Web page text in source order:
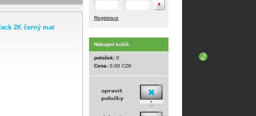
2K černý mat
Registrace
Nákupní košík
položek: 0
Cena: 0,00 CZK